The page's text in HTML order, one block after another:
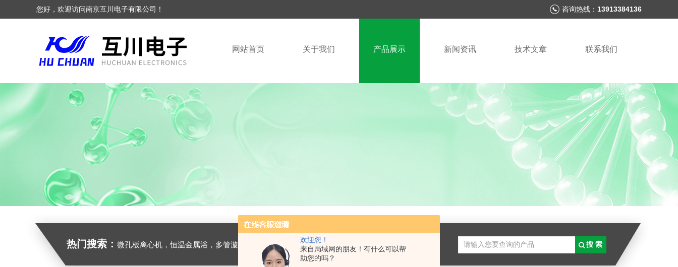
欢迎您！
来自局域网的朋友！有什么可以帮
助您的吗？
您好，欢迎访问南京互川电子有限公司！ 咨询热线： 13913384136
网站首页 关于我们 产品展示 新闻资讯 技术文章 联系我们
热门搜索： 微孔板离心机，恒温金属浴，多管漩涡混合仪，梅毒旋转仪,红外线灭菌器，微孔板恒温振荡器，恒温混匀仪，水平摇床，牛奶抗生素恒温温育器，细菌内毒素恒温检测仪，PRP凝胶加热机孵育制备器，脂肪注射器离心机，大自血摇床，氮吹仪。